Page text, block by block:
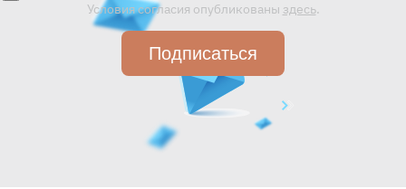
Условия согласия опубликованы здесь.
Подписаться